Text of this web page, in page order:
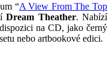
“A View From The Top
Dream Theather. Nabízí
na CD, jako černý
nebo artbookové edici.